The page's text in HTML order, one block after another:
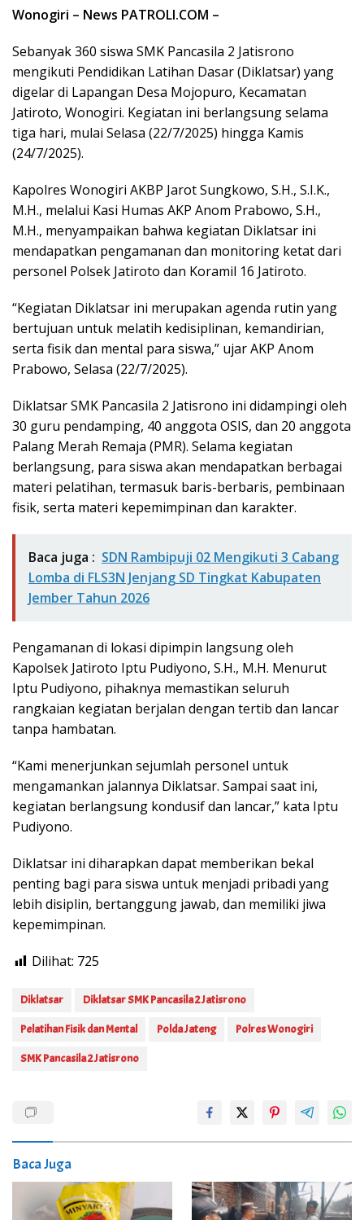
Wonogiri – News PATROLI.COM –
Sebanyak 360 siswa SMK Pancasila 2 Jatisrono
mengikuti Pendidikan Latihan Dasar (Diklatsar) yang
digelar di Lapangan Desa Mojopuro, Kecamatan
Jatiroto, Wonogiri. Kegiatan ini berlangsung selama
tiga hari, mulai Selasa (22/7/2025) hingga Kamis
(24/7/2025).
Kapolres Wonogiri AKBP Jarot Sungkowo, S.H., S.I.K.,
M.H., melalui Kasi Humas AKP Anom Prabowo, S.H.,
M.H., menyampaikan bahwa kegiatan Diklatsar ini
mendapatkan pengamanan dan monitoring ketat dari
personel Polsek Jatiroto dan Koramil 16 Jatiroto.
“Kegiatan Diklatsar ini merupakan agenda rutin yang
bertujuan untuk melatih kedisiplinan, kemandirian,
serta fisik dan mental para siswa,” ujar AKP Anom
Prabowo, Selasa (22/7/2025).
Diklatsar SMK Pancasila 2 Jatisrono ini didampingi oleh
30 guru pendamping, 40 anggota OSIS, dan 20 anggota
Palang Merah Remaja (PMR). Selama kegiatan
berlangsung, para siswa akan mendapatkan berbagai
materi pelatihan, termasuk baris-berbaris, pembinaan
fisik, serta materi kepemimpinan dan karakter.
Baca juga : SDN Rambipuji 02 Mengikuti 3 Cabang
Lomba di FLS3N Jenjang SD Tingkat Kabupaten
Jember Tahun 2026
Pengamanan di lokasi dipimpin langsung oleh
Kapolsek Jatiroto Iptu Pudiyono, S.H., M.H. Menurut
Iptu Pudiyono, pihaknya memastikan seluruh
rangkaian kegiatan berjalan dengan tertib dan lancar
tanpa hambatan.
“Kami menerjunkan sejumlah personel untuk
mengamankan jalannya Diklatsar. Sampai saat ini,
kegiatan berlangsung kondusif dan lancar,” kata Iptu
Pudiyono.
Diklatsar ini diharapkan dapat memberikan bekal
penting bagi para siswa untuk menjadi pribadi yang
lebih disiplin, bertanggung jawab, dan memiliki jiwa
kepemimpinan.
Dilihat: 725
Diklatsar Diklatsar SMK Pancasila 2 Jatisrono
Pelatihan Fisik dan Mental Polda Jateng Polres Wonogiri
SMK Pancasila 2 Jatisrono
Baca Juga